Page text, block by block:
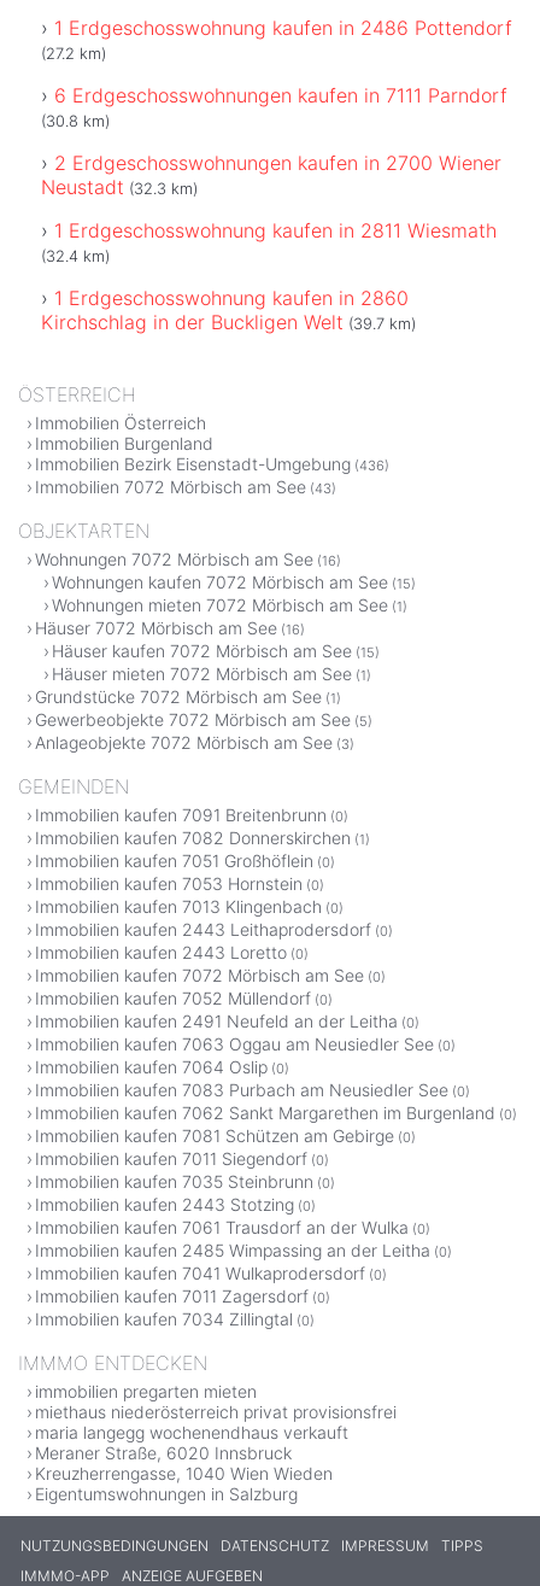
1 Erdgeschosswohnung kaufen in 2486 Pottendorf
(27.2 km)
6 Erdgeschosswohnungen kaufen in 7111 Parndorf
(30.8 km)
2 Erdgeschosswohnungen kaufen in 2700 Wiener
Neustadt (32.3 km)
1 Erdgeschosswohnung kaufen in 2811 Wiesmath
(32.4 km)
1 Erdgeschosswohnung kaufen in 2860
Kirchschlag in der Buckligen Welt (39.7 km)
ÖSTERREICH
Immobilien Österreich
Immobilien Burgenland
Immobilien Bezirk Eisenstadt-Umgebung (436)
Immobilien 7072 Mörbisch am See (43)
OBJEKTARTEN
Wohnungen 7072 Mörbisch am See (16)
Wohnungen kaufen 7072 Mörbisch am See (15)
Wohnungen mieten 7072 Mörbisch am See (1)
Häuser 7072 Mörbisch am See (16)
Häuser kaufen 7072 Mörbisch am See (15)
Häuser mieten 7072 Mörbisch am See (1)
Grundstücke 7072 Mörbisch am See (1)
Gewerbeobjekte 7072 Mörbisch am See (5)
Anlageobjekte 7072 Mörbisch am See (3)
GEMEINDEN
Immobilien kaufen 7091 Breitenbrunn (0)
Immobilien kaufen 7082 Donnerskirchen (1)
Immobilien kaufen 7051 Großhöflein (0)
Immobilien kaufen 7053 Hornstein (0)
Immobilien kaufen 7013 Klingenbach (0)
Immobilien kaufen 2443 Leithaprodersdorf (0)
Immobilien kaufen 2443 Loretto (0)
Immobilien kaufen 7072 Mörbisch am See (0)
Immobilien kaufen 7052 Müllendorf (0)
Immobilien kaufen 2491 Neufeld an der Leitha (0)
Immobilien kaufen 7063 Oggau am Neusiedler See (0)
Immobilien kaufen 7064 Oslip (0)
Immobilien kaufen 7083 Purbach am Neusiedler See (0)
Immobilien kaufen 7062 Sankt Margarethen im Burgenland (0)
Immobilien kaufen 7081 Schützen am Gebirge (0)
Immobilien kaufen 7011 Siegendorf (0)
Immobilien kaufen 7035 Steinbrunn (0)
Immobilien kaufen 2443 Stotzing (0)
Immobilien kaufen 7061 Trausdorf an der Wulka (0)
Immobilien kaufen 2485 Wimpassing an der Leitha (0)
Immobilien kaufen 7041 Wulkaprodersdorf (0)
Immobilien kaufen 7011 Zagersdorf (0)
Immobilien kaufen 7034 Zillingtal (0)
IMMMO ENTDECKEN
immobilien pregarten mieten
miethaus niederösterreich privat provisionsfrei
maria langegg wochenendhaus verkauft
Meraner Straße, 6020 Innsbruck
Kreuzherrengasse, 1040 Wien Wieden
Eigentumswohnungen in Salzburg
NUTZUNGSBEDINGUNGEN DATENSCHUTZ IMPRESSUM
TIPPS
IMMMO-APP
ANZEIGE AUFGEBEN